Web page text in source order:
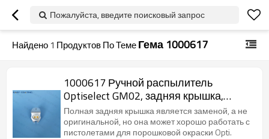
Пожалуйста, введите поисковый запрос
Найдено 1 Продуктов По ТемеГема 1000617
1000617 Ручной распылитель
Optiselect GM02, задняя крышка,
детали для порошка, в сборе
Полная задняя крышка является заменой, а не
оригинальной, но она может хорошо работать с
пистолетами для порошковой окраски Opti.